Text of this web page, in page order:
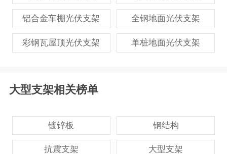
铝合金车棚光伏支架 全钢地面光伏支架
彩钢瓦屋顶光伏支架 单桩地面光伏支架
大型支架相关榜单
镀锌板 钢结构
抗震支架 大型支架